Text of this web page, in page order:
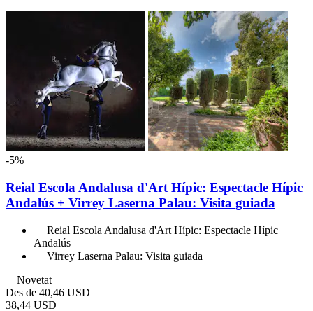
-5%
Reial Escola Andalusa d'Art Hípic: Espectacle Hípic
Andalús + Virrey Laserna Palau: Visita guiada
Reial Escola Andalusa d'Art Hípic: Espectacle Hípic
Andalús
Virrey Laserna Palau: Visita guiada
Novetat
Des de 40,46 USD
38,44 USD